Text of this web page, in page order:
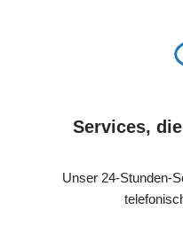
Services,
Unser 24-Stunden-